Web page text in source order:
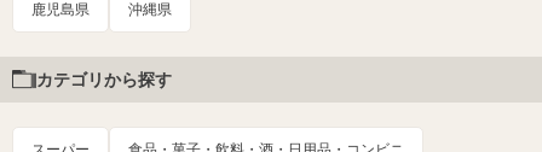
鹿児島県 沖縄県
カテゴリから探す